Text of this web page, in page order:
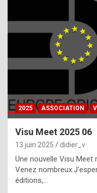
2025 ASSOCIATION
Visu Meet 2025 06
13 juin 2025 didier_v
Une nouvelle Visu Meet
Venez
éditions,…